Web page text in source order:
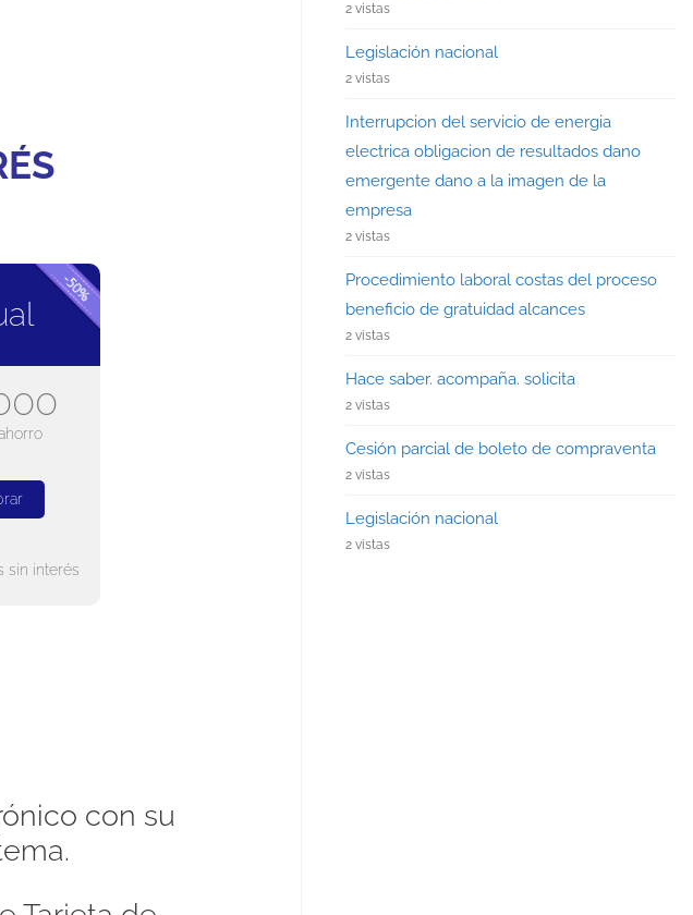
sin interés
con su
2 vistas
Legislación nacional
2 vistas
Interrupcion del servicio de energia
electrica obligacion de resultados dano
emergente dano a la imagen de la
empresa
2 vistas
Procedimiento laboral costas del proceso
beneficio de gratuidad alcances
2 vistas
Hace saber. acompaña. solicita
2 vistas
Cesión parcial de boleto de compraventa
2 vistas
Legislación nacional
2 vistas